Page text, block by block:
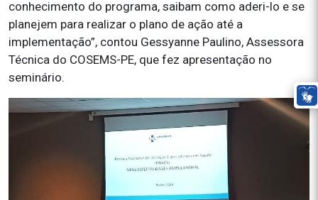
conhecimento do programa, saibam como aderi-lo e se
planejem para realizar o plano de ação até a
implementação”, contou Gessyanne Paulino, Assessora
Técnica do COSEMS-PE, que fez apresentação no
seminário.